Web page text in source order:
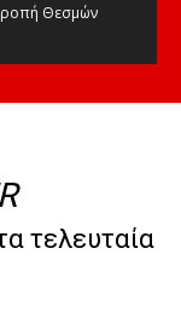
Θεσμών
Μορφωτικών
τελευταία